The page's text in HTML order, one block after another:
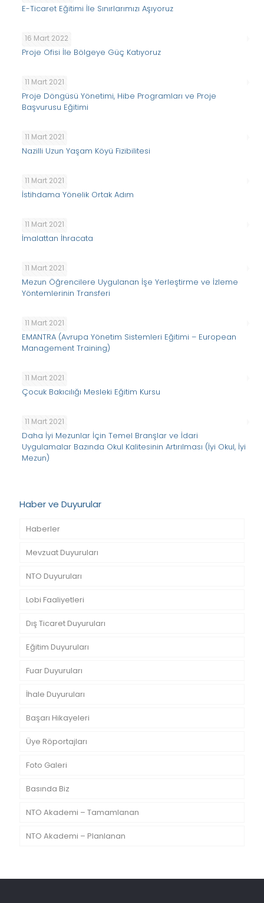
E-Ticaret Eğitimi İle Sınırlarımızı Aşıyoruz
16 Mart 2022
Proje Ofisi İle Bölgeye Güç Katıyoruz
11 Mart 2021
Proje Döngüsü Yönetimi, Hibe Programları ve Proje
Başvurusu Eğitimi
11 Mart 2021
Nazilli Uzun Yaşam Köyü Fizibilitesi
11 Mart 2021
İstihdama Yönelik Ortak Adım
11 Mart 2021
İmalattan İhracata
11 Mart 2021
Mezun Öğrencilere Uygulanan İşe Yerleştirme ve İzleme
Yöntemlerinin Transferi
11 Mart 2021
EMANTRA (Avrupa Yönetim Sistemleri Eğitimi – European
Management Training)
11 Mart 2021
Çocuk Bakıcılığı Mesleki Eğitim Kursu
11 Mart 2021
Daha İyi Mezunlar İçin Temel Branşlar ve İdari
Uygulamalar Bazında Okul Kalitesinin Artırılması (İyi Okul, İyi
Mezun)
Haber ve Duyurular
Haberler
Mevzuat Duyuruları
NTO Duyuruları
Lobi Faaliyetleri
Dış Ticaret Duyuruları
Eğitim Duyuruları
Fuar Duyuruları
İhale Duyuruları
Başarı Hikayeleri
Üye Röportajları
Foto Galeri
Basında Biz
NTO Akademi – Tamamlanan
NTO Akademi – Planlanan